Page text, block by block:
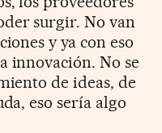
surgir. No van
y ya con eso
innovación. No se
de ideas, de
eso sería algo